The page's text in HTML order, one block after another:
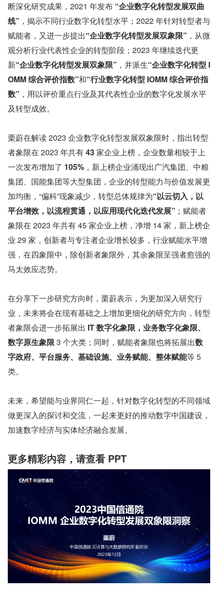
断深化研究成果，2021 年发布 “企业数字化转型发展双曲
线” ，揭示不同行业数字化转型水平；2022 年针对转型者与
赋能者，又进一步提出“企业数字化转型发展双象限” ，从微
观分析行业代表性企业的转型阶段；2023 年继续迭代更
新“企业数字化转型发展双象限” ，并派生“企业数字化转型 I
OMM 综合评价指数”和“行业数字化转型 IOMM 综合评价指
数” ，用以评价重点行业及其代表性企业的数字化发展水平
及转型成效。
栗蔚在解读 2023 企业数字化转型发展双象限时，指出转型
者象限在 2023 年共有 43 家企业上榜，企业数量相较于上
一次发布增加了 105% ，新上榜企业涌现出广汽集团、中粮
集团、国能集团等大型集团，企业的转型能力与价值发展更
加均衡，“偏科”现象减少，转型总体规律为“以云切入，以
平台增效，以流程贯通，以应用现代化迭代发展” ；赋能者
象限在 2023 年共有 45 家企业上榜，净增 14 家，新上榜企
业 29 家，创新者与专注者企业增长较多，行业赋能水平增
强，在四象限中，除创新者象限外，其余象限呈强者愈强的
马太效应态势。
在分享下一步研究方向时，栗蔚表示，为更加深入研究行
业，未来将会在现有基础之上增加更细化的研究方向，转型
者象限会进一步拓展出 IT 数字化象限，业务数字化象限、
数字原生象限 3 个大类；同时，赋能者象限也将拓展出数
字政府、平台服务、基础设施、业务赋能、整体赋能等 5
类。
未来，希望能与业界同仁一起，针对数字化转型的不同领域
做更深入的探讨和交流，一起来更好的推动数字中国建设，
加速数字经济与实体经济融合发展。
更多精彩内容，请查看 PPT